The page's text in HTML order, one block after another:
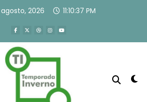
2026 11:10:37 PM